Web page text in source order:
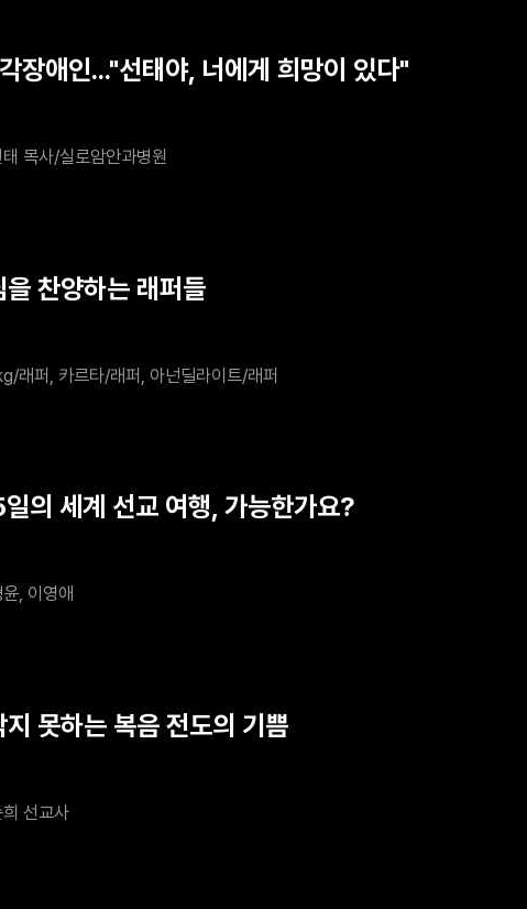
장애인..."선태야, 너에게 희망이 있다"
목사/실로암안과병원
찬양하는 래퍼들
래퍼, 카르타/래퍼, 아넌딜라이트/래퍼
의 세계 선교 여행, 가능한가요?
, 이영애
못하는 복음 전도의 기쁨
선교사